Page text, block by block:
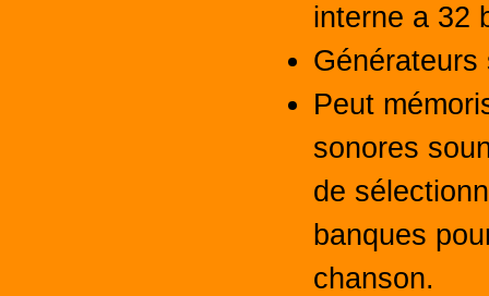
interne a 32
Peut
sonores
de
banques
chanson.